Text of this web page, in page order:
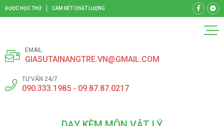
ĐƯỢC HỌC THỬ CAM KẾT CHẤT LƯỢNG
EMAIL
GIASUTAINANGTRE.VN@GMAIL.COM
TƯ VẤN 24/7
090.333.1985 - 09.87.87.0217